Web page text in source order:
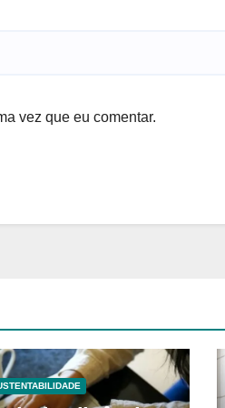
vez que eu comentar.